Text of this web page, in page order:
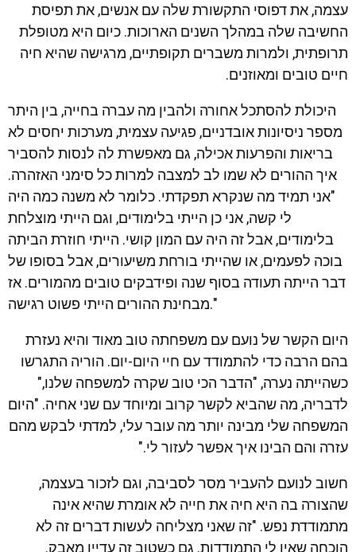
עצמה, את דפוסי התקשורת שלה עם אנשים, את תפיסת
החשיבה שלה במהלך השנים הארוכות. כיום היא מטופלת
תרופתית, ולמרות משברים תקופתיים, מרגישה שהיא חיה
חיים טובים ומאוזנים.
היכולת להסתכל אחורה ולהבין מה עברה בחייה, בין היתר
מספר ניסיונות אובדניים, פגיעה עצמית, מערכות יחסים לא
בריאות והפרעות אכילה, גם מאפשרת לה לנסות להסביר
איך ההורים לא שמו לב למצבה למרות כל סימני האזהרה.
"אני תמיד מה שנקרא תפקדתי. כלומר לא משנה כמה היה
לי קשה, אני כן הייתי בלימודים, וגם הייתי מוצלחת
בלימודים, אבל זה היה עם המון קושי. הייתי חוזרת הביתה
בוכה לפעמים, או שהייתי בורחת משיעורים, אבל בסופו של
דבר הייתה תעודה בסוף שנה ופידבקים טובים מהמורים. אז
מבחינת ההורים הייתי פשוט רגישה."
היום הקשר של נועם עם משפחתה טוב מאוד והיא נעזרת
בהם הרבה כדי להתמודד עם חיי היום-יום. הוריה התגרשו
כשהייתה נערה, "הדבר הכי טוב שקרה למשפחה שלנו,"
לדבריה, מה שהביא לקשר קרוב ומיוחד עם שני אחיה. "היום
המשפחה שלי מבינה יותר מה עובר עלי, למדתי לבקש מהם
עזרה והם הבינו איך אפשר לעזור לי."
חשוב לנועם להעביר מסר לסביבה, וגם לזכור בעצמה,
שהצורה בה היא חיה את חייה לא אומרת שהיא אינה
מתמודדת נפש. "זה שאני מצליחה לעשות דברים זה לא
הוכחה שאין לי התמודדות. גם כשטוב זה עדיין מאבק.